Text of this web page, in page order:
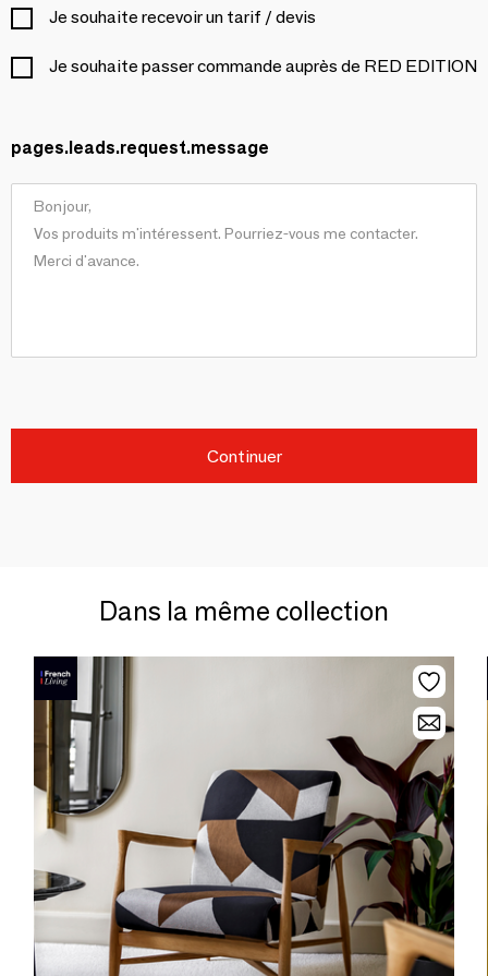
Je souhaite recevoir un tarif / devis
Je souhaite passer commande auprès de RED EDITION
pages.leads.request.message
Continuer
Dans la même collection